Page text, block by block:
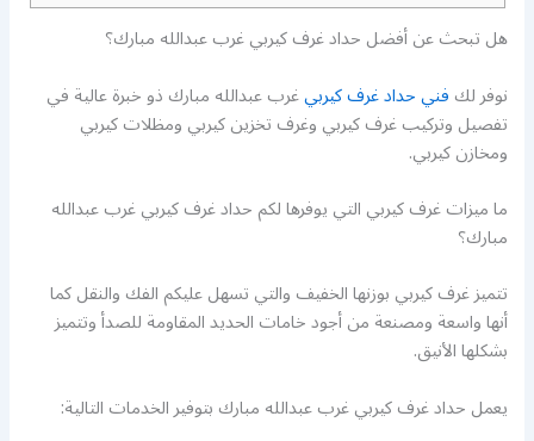
هل تبحث عن أفضل حداد غرف كيربي غرب عبدالله مبارك؟
نوفر لكفني حداد غرف كيربيغرب عبدالله مبارك ذو خبرة عالية في
تفصيل وتركيب غرف كيربي وغرف تخزين كيربي ومظلات كيربي
ومخازن كيربي.
ما ميزات غرف كيربي التي يوفرها لكم حداد غرف كيربي غرب عبدالله
مبارك؟
تتميز غرف كيربي بوزنها الخفيف والتي تسهل عليكم الفك والنقل كما
أنها واسعة ومصنعة من أجود خامات الحديد المقاومة للصدأ وتتميز
بشكلها الأنيق.
يعمل حداد غرف كيربي غرب عبدالله مبارك بتوفير الخدمات التالية: